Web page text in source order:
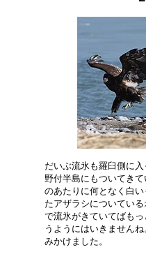
だいぶ流氷も羅臼側に
野付半島にもついてき
のあたりに何となく白
たアザラシについてい
で流氷がきていてばも
うようにはいきません